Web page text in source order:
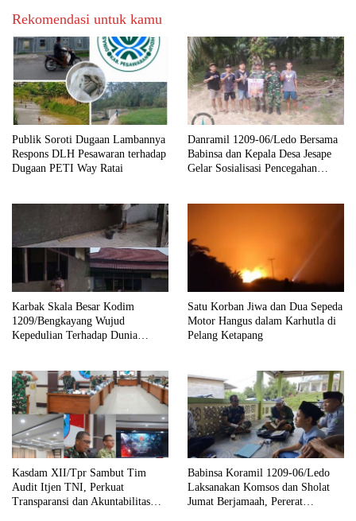
Rekomendasi untuk kamu
Publik Soroti Dugaan Lambannya
Respons DLH Pesawaran terhadap
Dugaan PETI Way Ratai
Danramil 1209-06/Ledo Bersama
Babinsa dan Kepala Desa Jesape
Gelar Sosialisasi Pencegahan
Karbak Skala Besar Kodim
1209/Bengkayang Wujud
Kepedulian Terhadap Dunia
Satu Korban Jiwa dan Dua Sepeda
Motor Hangus dalam Karhutla di
Pelang Ketapang
Kasdam XII/Tpr Sambut Tim
Audit Itjen TNI, Perkuat
Transparansi dan Akuntabilitas
Babinsa Koramil 1209-06/Ledo
Laksanakan Komsos dan Sholat
Jumat Berjamaah, Pererat